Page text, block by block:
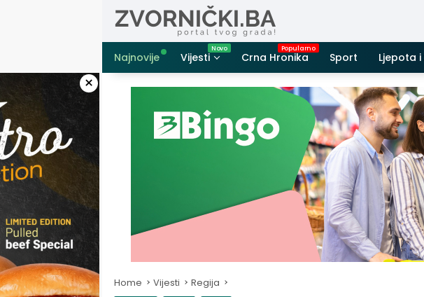
Najnovije
Vijesti Crna Hronika Sport Ljepota
×
Home Vijesti Regija